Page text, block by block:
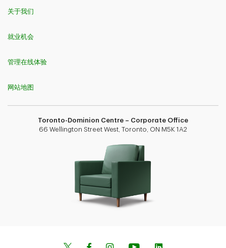
关于我们
就业机会
管理在线体验
网站地图
Toronto-Dominion Centre – Corporate Office
66 Wellington Street West, Toronto, ON M5K 1A2